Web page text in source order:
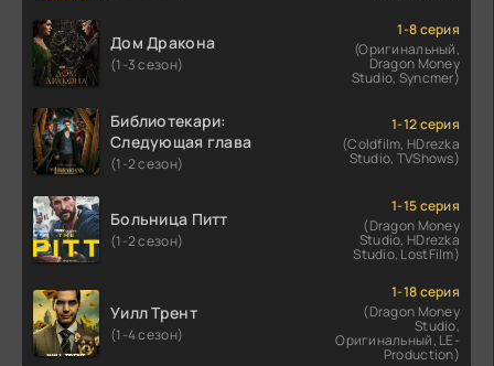
Дом Дракона
(1-3 сезон)
1-8 серия
(Оригинальный,
Dragon Money
Studio, Syncmer)
Библиотекари:
Следующая глава
(1-2 сезон)
1-12 серия
(Coldfilm, HDrezka
Studio, TVShows)
Больница Питт
(1-2 сезон)
1-15 серия
(Dragon Money
Studio, HDrezka
Studio, LostFilm)
Уилл Трент
(1-4 сезон)
1-18 серия
(Dragon Money
Studio,
Оригинальный, LE-
Production)